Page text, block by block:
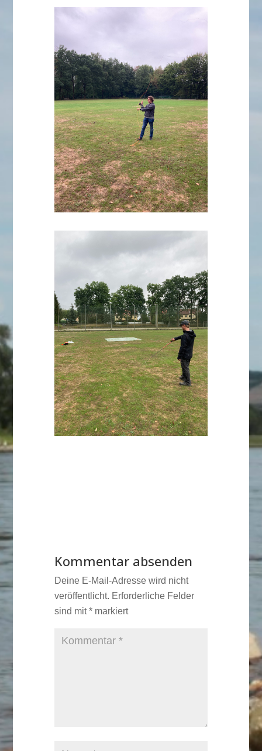
Kommentar absenden
Deine E-Mail-Adresse wird nicht
veröffentlicht. Erforderliche Felder
sind mit*markiert